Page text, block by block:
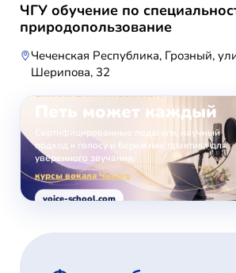
ЧГУ обучение по
природопользование
Чеченская Республика, Грозный,
Шерипова, 32
ОНЛАЙН-ЗАНЯТИЯ ВОКАЛОМ
Петь может каждый
Сертифицированные педагоги, научный
подход к голосу и бережная практика для
уверенного звучания.
курсы вокала Чикаго
voice-school.com